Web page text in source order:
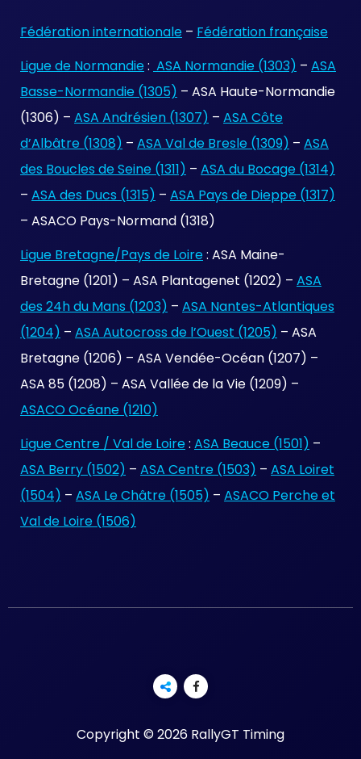
Fédération internationale – Fédération française
Ligue de Normandie : ASA Normandie (1303) – ASA
Basse-Normandie (1305) – ASA Haute-Normandie
(1306) – ASA Andrésien (1307) – ASA Côte
d’Albâtre (1308) – ASA Val de Bresle (1309) – ASA
des Boucles de Seine (1311) – ASA du Bocage (1314)
– ASA des Ducs (1315) – ASA Pays de Dieppe (1317)
– ASACO Pays-Normand (1318)
Ligue Bretagne/Pays de Loire : ASA Maine-
Bretagne (1201) – ASA Plantagenet (1202) – ASA
des 24h du Mans (1203) – ASA Nantes-Atlantiques
(1204) – ASA Autocross de l’Ouest (1205) – ASA
Bretagne (1206) – ASA Vendée-Océan (1207) –
ASA 85 (1208) – ASA Vallée de la Vie (1209) –
ASACO Océane (1210)
Ligue Centre / Val de Loire : ASA Beauce (1501) –
ASA Berry (1502) – ASA Centre (1503) – ASA Loiret
(1504) – ASA Le Châtre (1505) – ASACO Perche et
Val de Loire (1506)
Copyright © 2026 RallyGT Timing